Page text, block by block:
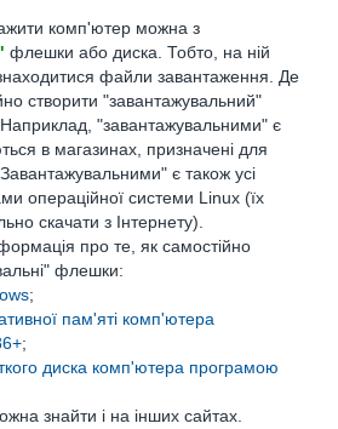
комп'ютер можна з
флешки або диска. Тобто, на ній
файли завантаження. Де
створити "завантажувальний"
"завантажувальними" є
в магазинах, призначені для
є також усі
операційної системи Linux (їх
скачати з Інтернету).
про те, як самостійно
флешки:
;
пам'яті комп'ютера
;
диска комп'ютера програмою
знайти і на інших сайтах.